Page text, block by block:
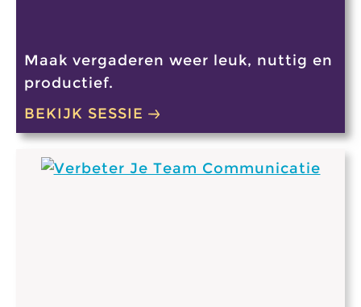
Maak vergaderen weer leuk, nuttig en
productief.
BEKIJK SESSIE